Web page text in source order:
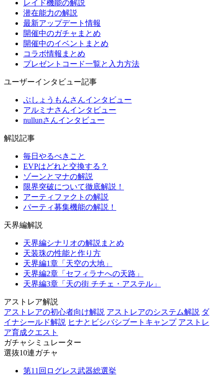
レイド機能の解説
潜在能力の解説
最新アップデート情報
開催中のガチャまとめ
開催中のイベントまとめ
コラボ情報まとめ
プレゼントコード一覧と入力方法
ユーザーインタビュー記事
ぶしょうもんさんインタビュー
アルミナさんインタビュー
nullunさんインタビュー
解説記事
毎日やるべきこと
EVPはどれと交換する？
ゾーンとマナの解説
限界突破について徹底解説！
アーティファクトの解説
パーティ募集機能の解説！
天界編解説
天界編シナリオの解説まとめ
天装珠の性能と作り方
天界編1章「天空の大地」
天界編2章「セフィラナへの天路」
天界編3章「天の街 チチェ・アステル」
アストレア解説
アストレアの初心者向け解説 アストレアのシステム解説 ダ
イナシールド解説 ヒナとビシバシブートキャンプ アストレ
ア育成クエスト
ガチャシミュレーター
選抜10連ガチャ
第11回ログレス武器総選挙